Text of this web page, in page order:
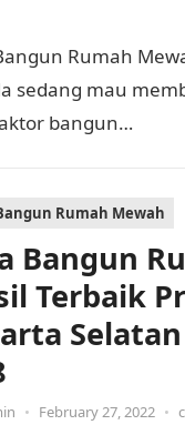
Rumah
sedang mau
bangun…
Rumah Mewah
Bangun
Terbaik
• February 27, 2022 •